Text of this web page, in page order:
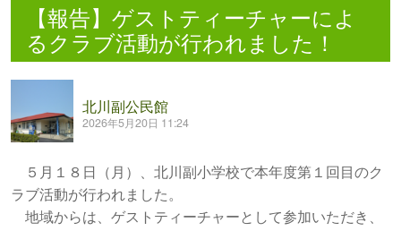
【報告】ゲストティーチャーによ
るクラブ活動が行われました！
北川副公民館
2026年5月20日 11:24
５月１８日（月）、北川副小学校で本年度第１回目のク
ラブ活動が行われました。
地域からは、ゲストティーチャーとして参加いただき、